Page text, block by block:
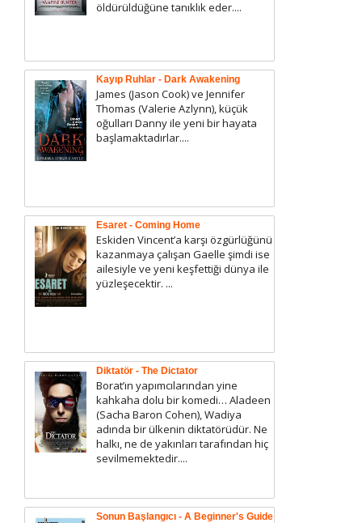
öldürüldüğüne tanıklık eder....
Kayıp Ruhlar - Dark Awakening
James (Jason Cook) ve Jennifer
Thomas (Valerie Azlynn), küçük
oğulları Danny ile yeni bir hayata
başlamaktadırlar....
Esaret - Coming Home
Eskiden Vincent’a karşı özgürlüğünü
kazanmaya çalışan Gaelle şimdi ise
ailesiyle ve yeni keşfettiği dünya ile
yüzleşecektir. ...
Diktatör - The Dictator
Borat’ın yapımcılarından yine
kahkaha dolu bir komedi… Aladeen
(Sacha Baron Cohen), Wadiya
adında bir ülkenin diktatörüdür. Ne
halkı, ne de yakınları tarafından hiç
sevilmemektedir....
Sonun Başlangıcı - A Beginner's Guide